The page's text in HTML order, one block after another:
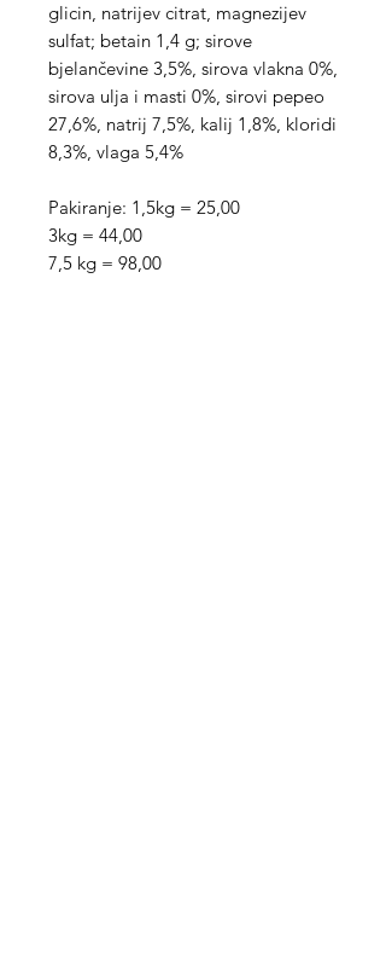
glicin, natrijev citrat, magnezijev
sulfat; betain 1,4 g; sirove
bjelančevine 3,5%, sirova vlakna 0%,
sirova ulja i masti 0%, sirovi pepeo
27,6%, natrij 7,5%, kalij 1,8%, kloridi
8,3%, vlaga 5,4%
Pakiranje: 1,5kg = 25,00
3kg = 44,00
7,5 kg = 98,00